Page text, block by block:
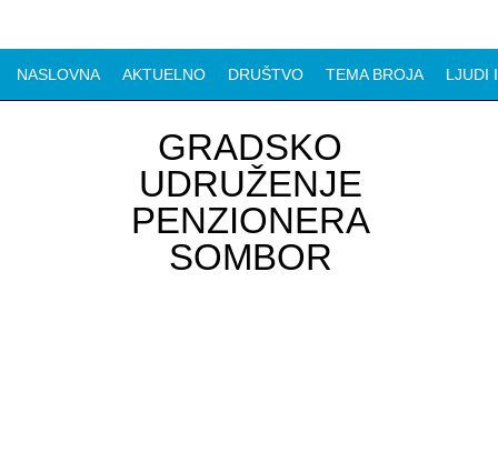
NASLOVNA AKTUELNO DRUŠTVO TEMA BROJA LJUDI
GRADSKO
UDRUŽENJE
PENZIONERA
SOMBOR